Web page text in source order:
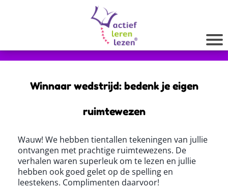
Winnaar wedstrijd: bedenk je eigen
ruimtewezen
Wauw! We hebben tientallen tekeningen van jullie
ontvangen met prachtige ruimtewezens. De
verhalen waren superleuk om te lezen en jullie
hebben ook goed gelet op de spelling en
leestekens. Complimenten daarvoor!